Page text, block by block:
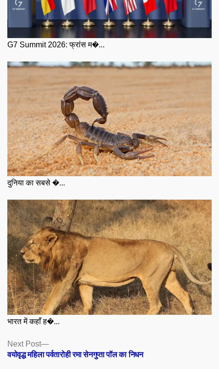
G7 Summit 2026: फ्रांस म�...
दुनिया का सबसे �...
भारत में कहाँ ह�...
Posts
navigation
Next Post
Next
post:
वयोवृद्ध महिला पर्वतारोही रमा सेनगुप्ता पॉल का निधन